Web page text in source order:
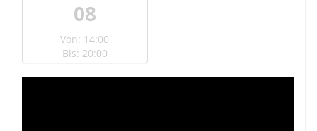
08
Von: 14:00
Bis: 20:00